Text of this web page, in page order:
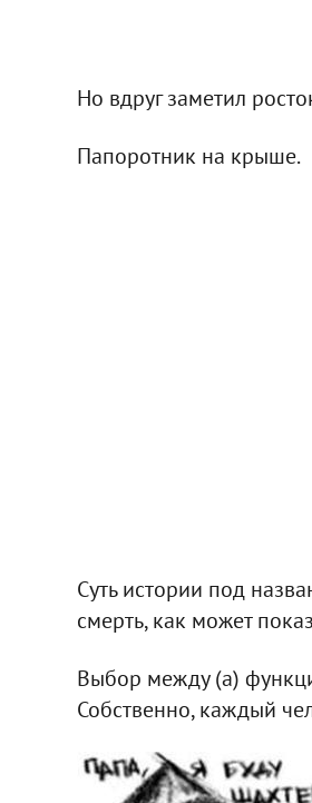
Но вдруг заметил
Папоротник на крыше.
Суть истории под
смерть, как может
Выбор между (а)
Собственно, каждый